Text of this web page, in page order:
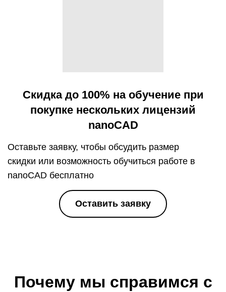
Скидка до 100% на обучение при
покупке нескольких лицензий
nanoCAD
Оставьте заявку, чтобы обсудить размер
скидки или возможность обучиться работе в
nanoCAD бесплатно
Оставить заявку
Почему мы справимся с